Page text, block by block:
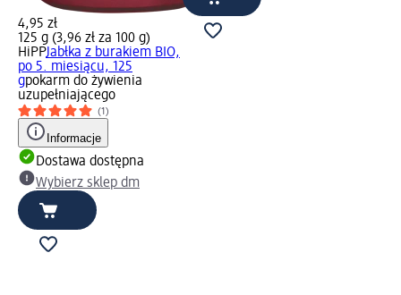
4,95 zł
125 g (3,96 zł za 100 g)
HiPPJabłka z burakiem BIO,
po 5. miesiącu, 125
gpokarm do żywienia
uzupełniającego
(1)
Informacje
Dostawa dostępna
Wybierz sklep dm